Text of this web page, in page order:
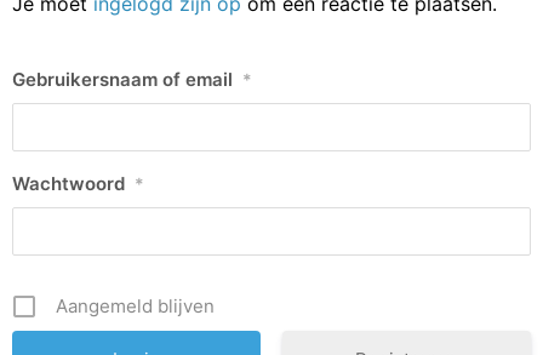
Gebruikersnaam of email *
Wachtwoord *
Aangemeld blijven